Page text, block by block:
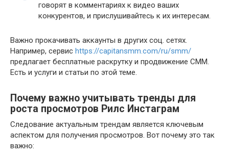
говорят в комментариях к видео ваших
конкурентов, и прислушивайтесь к их интересам.
Важно прокачивать аккаунты в других соц. сетях.
Например, сервис https://capitansmm.com/ru/smm/
предлагает бесплатные раскрутку и продвижение СММ.
Есть и услуги и статьи по этой теме.
Почему важно учитывать тренды для
роста просмотров Рилс Инстаграм
Следование актуальным трендам является ключевым
аспектом для получения просмотров. Вот почему это так
важно: